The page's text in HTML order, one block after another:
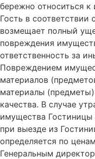
бережно относиться
Гость в соответствии
возмещает полный
повреждения
ответственность за
Повреждением
материалов
материалы
качества. В случае
имущества Гостиницы
при выезде из
определяется по
Генеральным